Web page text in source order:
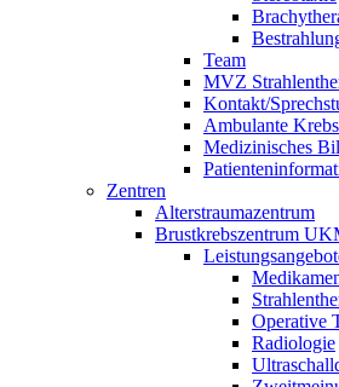
Team
MVZ
Kontakt/
Ambulante
Medizinisches
Zentren
Alterstraumazentrum
Brustkrebszentrum
Operative
Radiologie